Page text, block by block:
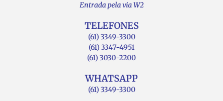
Entrada pela via W2
TELEFONES
(61) 3349-3300
(61) 3347-4951
(61) 3030-2200
WHATSAPP
(61) 3349-3300